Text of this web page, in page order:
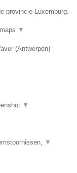
provincie Luxemburg.
▼
(Antwerpen)
▼
▼